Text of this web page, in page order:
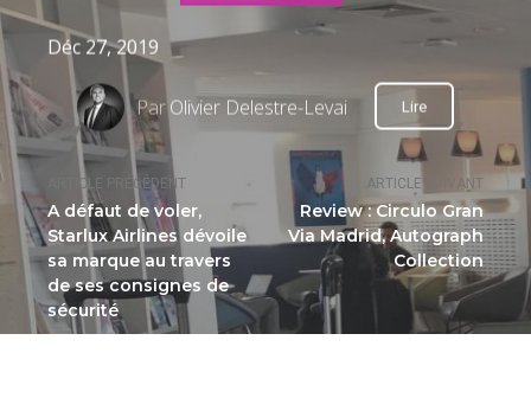
ARTICLE PRÉCÉDENT
A défaut de voler,
Starlux Airlines dévoile
sa marque au travers
de ses consignes de
sécurité
ARTICLE SUIVANT
Review : Circulo Gran
Via Madrid, Autograph
Collection
Déc 27, 2019
ParOlivier Delestre-Levai Lire